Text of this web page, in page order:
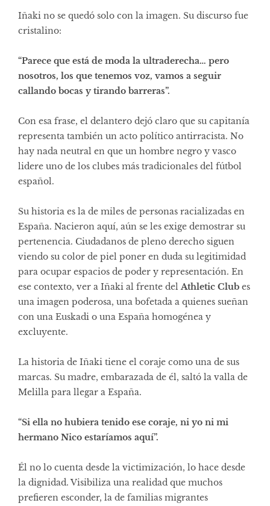
Iñaki no se quedó solo con la imagen. Su discurso fue
cristalino:
“Parece que está de moda la ultraderecha… pero
nosotros, los que tenemos voz, vamos a seguir
callando bocas y tirando barreras”.
Con esa frase, el delantero dejó claro que su capitanía
representa también un acto político antirracista. No
hay nada neutral en que un hombre negro y vasco
lidere uno de los clubes más tradicionales del fútbol
español.
Su historia es la de miles de personas racializadas en
España. Nacieron aquí, aún se les exige demostrar su
pertenencia. Ciudadanos de pleno derecho siguen
viendo su color de piel poner en duda su legitimidad
para ocupar espacios de poder y representación. En
ese contexto, ver a Iñaki al frente del Athletic Club es
una imagen poderosa, una bofetada a quienes sueñan
con una Euskadi o una España homogénea y
excluyente.
La historia de Iñaki tiene el coraje como una de sus
marcas. Su madre, embarazada de él, saltó la valla de
Melilla para llegar a España.
“Si ella no hubiera tenido ese coraje, ni yo ni mi
hermano Nico estaríamos aquí”.
Él no lo cuenta desde la victimización, lo hace desde
la dignidad. Visibiliza una realidad que muchos
prefieren esconder, la de familias migrantes